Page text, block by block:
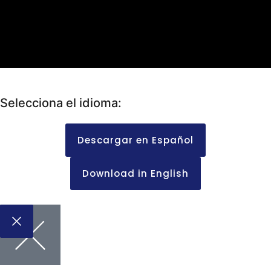
Selecciona el idioma:
Descargar en Español
Download in English